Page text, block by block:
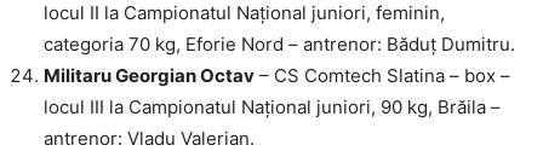
locul II la Campionatul Național juniori, feminin,
categoria 70 kg, Eforie Nord – antrenor: Băduț Dumitru.
Militaru Georgian Octav – CS Comtech Slatina – box –
locul III la Campionatul Național juniori, 90 kg, Brăila –
antrenor: Vladu Valerian.